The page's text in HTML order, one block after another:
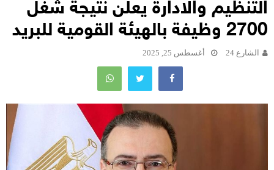
التنظيم والادارة يعلن نتيجة شغل
2700 وظيفة بالهيئة القومية للبريد
الشارع 24 أغسطس 25, 2025